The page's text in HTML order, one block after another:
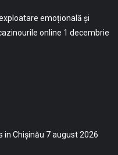
emoțională și
online 1 decembrie
in Chișinău 7 august 2026